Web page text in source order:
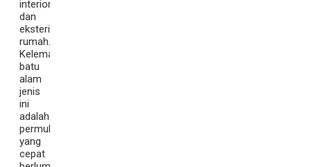
interior
dan
eksterior
rumah.
Kelemahan
batu
alam
jenis
ini
adalah
permukaannya
yang
cepat